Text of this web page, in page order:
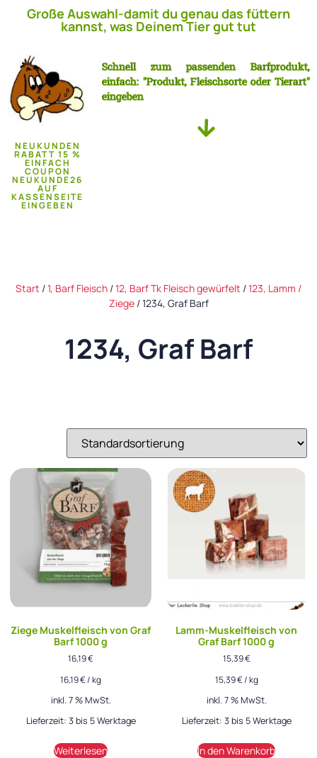
Große Auswahl-damit du genau das füttern
kannst, was Deinem Tier gut tut
NEUKUNDEN
RABATT 15 %
EINFACH
COUPON
NEUKUNDE26
AUF
KASSENSEITE
EINGEBEN
Schnell zum passenden Barfprodukt,
einfach: "Produkt, Fleischsorte oder Tierart"
eingeben
Start /1, Barf Fleisch /12, Barf Tk Fleisch gewürfelt /123, Lamm /
Ziege/ 1234, Graf Barf
1234, Graf Barf
Ziege Muskelfleisch von Graf
Barf 1000 g
16,19€
16,19€/kg
inkl. 7 % MwSt.
Lieferzeit: 3 bis 5 Werktage
Weiterlesen
Lamm-Muskelfleisch von
Graf Barf 1000 g
15,39€
15,39€/kg
inkl. 7 % MwSt.
Lieferzeit: 3 bis 5 Werktage
In den Warenkorb